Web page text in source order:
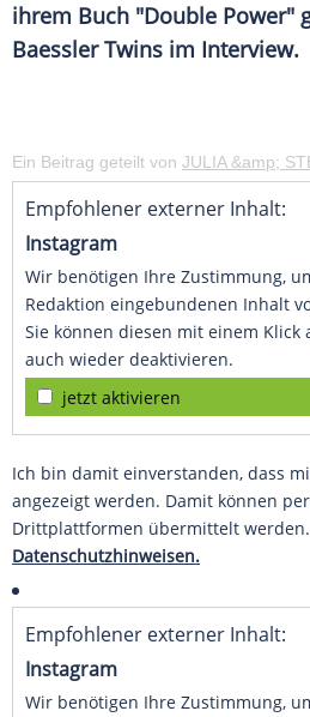
ihrem Buch "Double Power"
Baessler Twins im Interview.
Ein Beitrag geteilt von JULIA &amp;
Empfohlener externer Inhalt:
Instagram
Wir benötigen Ihre Zustimmung,
Redaktion eingebundenen Inhalt
Sie können diesen mit einem Klick
auch wieder deaktivieren.
jetzt aktivieren
Ich bin damit einverstanden, dass
angezeigt werden. Damit können
Drittplattformen übermittelt werden.
Datenschutzhinweisen.
Empfohlener externer Inhalt:
Instagram
Wir benötigen Ihre Zustimmung,